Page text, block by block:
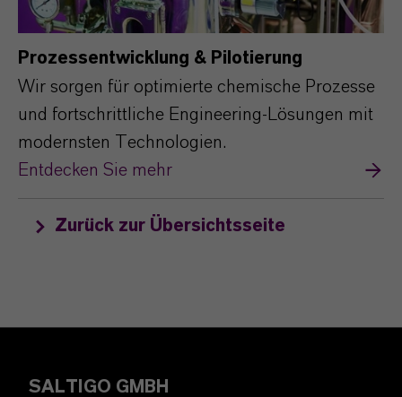
Prozessentwicklung & Pilotierung
Wir sorgen für optimierte chemische Prozesse
und fortschrittliche Engineering-Lösungen mit
modernsten Technologien.
Entdecken Sie mehr
Zurück zur Übersichtsseite
SALTIGO GMBH